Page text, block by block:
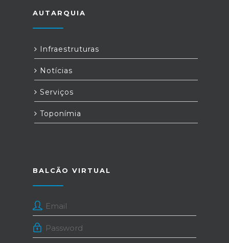
AUTARQUIA
Infraestruturas
Notícias
Serviços
Toponímia
BALCÃO VIRTUAL